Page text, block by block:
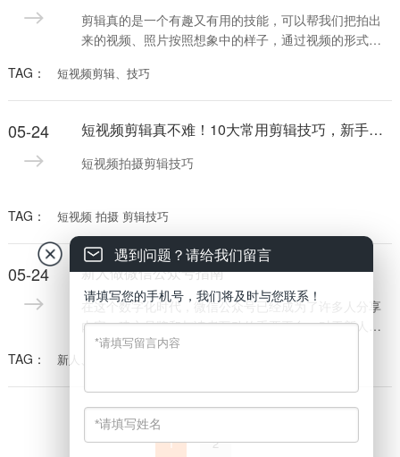
剪辑真的是一个有趣又有用的技能，可以帮我们把拍出
来的视频、照片按照想象中的样子，通过视频的形式展
来越多的人着手做起剪辑，但对于新手来说，想要学会
视频剪辑不是一件简单的事情，需要掌握一定的方法和
技巧。那么，新手如何学习剪辑呢？50个剪辑技巧分享
给大家，以免下次要用找不到了。
TAG： 短视频剪辑、技巧
05-24 短视频剪辑真不难！10大常用剪辑技巧，新手也能花样多
短视频拍摄剪辑技巧
TAG： 短视频 拍摄 剪辑技巧
05-24 新人做微信公众号指南
在这个数字化时代，微信公众号已经成为了许多人分享
内容、建立品牌和与读者互动的重要平台。对于新人来
说，如何做好自己的微信公众号成为了一项挑战，但只
助你从零开始建立一个受欢迎的公众号。
TAG： 新人、如何做微信公众号、做微信公众号指南
1 2
遇到问题？请给我们留言
请填写您的手机号，我们将及时与您联系！